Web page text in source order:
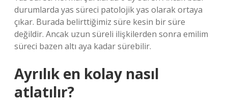
durumlarda yas süreci patolojik yas olarak ortaya
çıkar. Burada belirttiğimiz süre kesin bir süre
değildir. Ancak uzun süreli ilişkilerden sonra emilim
süreci bazen altı aya kadar sürebilir.
Ayrılık en kolay nasıl
atlatılır?